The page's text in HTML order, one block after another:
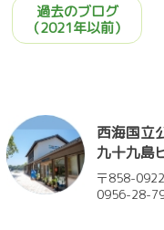
過去のブログ
（2021年以前）
西海国立
九十九島
〒858-0922
0956-28-